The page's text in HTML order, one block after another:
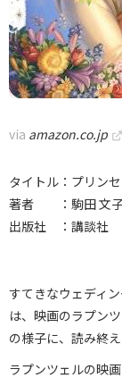
via amazon.co.jp
タイトル：プリン
著者 ：駒田 文子
出版社 ：講談社
すてきなウェディ
は、映画のラプン
の様子に、読み終
ラプンツェルの映